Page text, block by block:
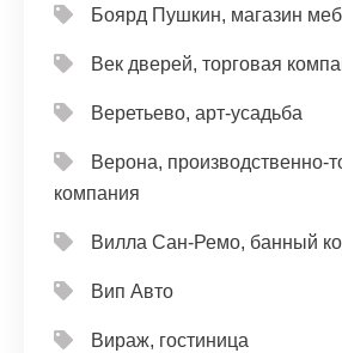
Боярд Пушкин, магазин
Век дверей, торговая
Веретьево, арт-усадьба
Верона, производственно-
компания
Вилла Сан-Ремо, банный
Вип Авто
Вираж, гостиница